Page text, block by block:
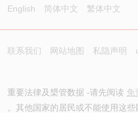
English 简体中文 繁体中文
联系我们 网站地图 私隐声明
重要法律及槼管数据 -请先阅读 免
。其他国家的居民或不能使用这